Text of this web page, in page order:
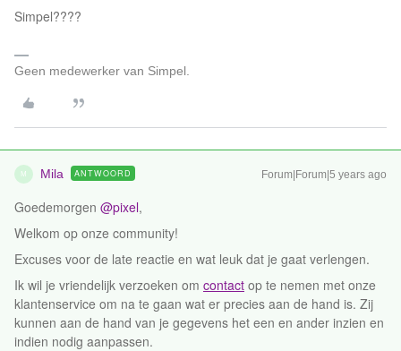
Simpel????
Geen medewerker van Simpel.
M Mila ANTWOORD Forum|Forum|5 years ago
Goedemorgen @pixel,
Welkom op onze community!
Excuses voor de late reactie en wat leuk dat je gaat verlengen.
Ik wil je vriendelijk verzoeken om contact op te nemen met onze
klantenservice om na te gaan wat er precies aan de hand is. Zij
kunnen aan de hand van je gegevens het een en ander inzien en
indien nodig aanpassen.